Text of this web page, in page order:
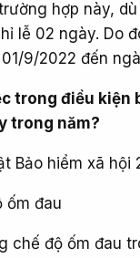
hợp này,
lễ 02 ngày. Do
9/2022 đến
trong điều
trong năm?
Bảo hiểm xã hội
ốm đau
chế độ ốm đau